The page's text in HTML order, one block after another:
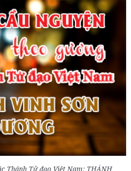
Thánh Tử đạo Việt Nam: THÁNH